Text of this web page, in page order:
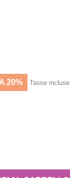
20% Tasse incluse